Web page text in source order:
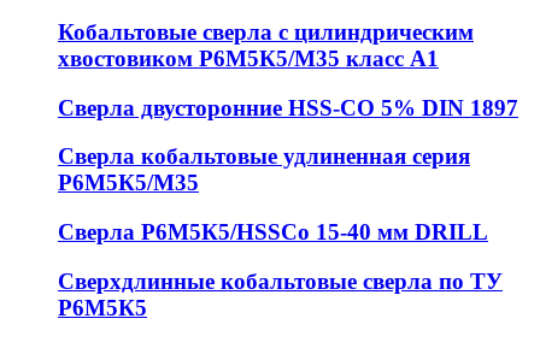
Кобальтовые сверла с цилиндрическим
хвостовиком Р6М5К5/М35 класс А1
Сверла двусторонние HSS-CO 5% DIN 1897
Сверла кобальтовые удлиненная серия
Р6М5К5/М35
Сверла Р6М5К5/HSSCo 15-40 мм DRILL
Сверхдлинные кобальтовые сверла по ТУ
Р6М5К5